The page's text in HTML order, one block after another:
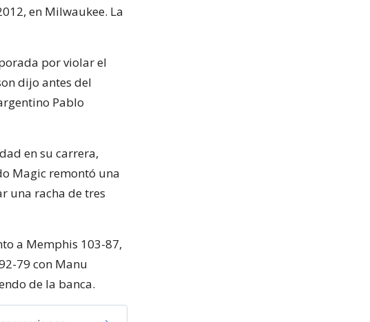
en Milwaukee. La
por violar el
dijo antes del
Pablo
en su carrera,
Magic remontó una
una racha de tres
a Memphis 103-87,
79 con Manu
de la banca.